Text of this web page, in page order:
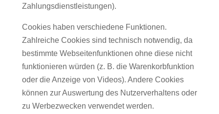
Zahlungsdienstleistungen).
Cookies haben verschiedene Funktionen.
Zahlreiche Cookies sind technisch notwendig, da
bestimmte Webseitenfunktionen ohne diese nicht
funktionieren würden (z. B. die Warenkorbfunktion
oder die Anzeige von Videos). Andere Cookies
können zur Auswertung des Nutzerverhaltens oder
zu Werbezwecken verwendet werden.